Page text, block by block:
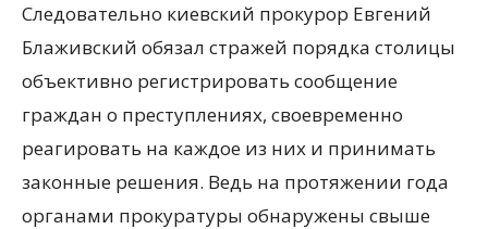
Следовательно киевский прокурор Евгений
Блаживский обязал стражей порядка столицы
объективно регистрировать сообщение
граждан о преступлениях, своевременно
реагировать на каждое из них и принимать
законные решения. Ведь на протяжении года
органами прокуратуры обнаружены свыше